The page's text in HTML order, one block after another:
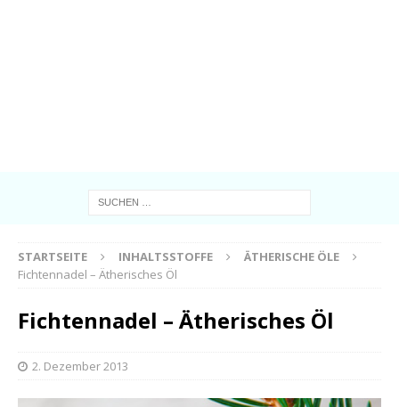
STARTSEITE INHALTSSTOFFE
ÄTHERISCHE ÖLE
Fichtennadel – Ätherisches Öl
Fichtennadel – Ätherisches Öl
2. Dezember 2013